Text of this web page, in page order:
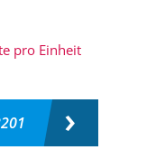
pro Einheit